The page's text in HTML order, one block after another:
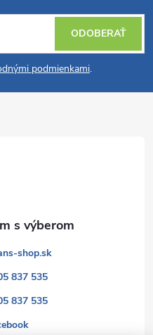
podmienkami.
ODOBERAŤ
shop.sk
837 535
837 535